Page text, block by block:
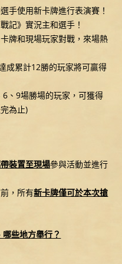
手使用新卡牌進行表演賽！
記》實況主和選手！
牌和現場玩家對戰，來場熱
成累計12勝的玩家將可贏得
、9場勝場的玩家，可獲得
為止)
裝置至現場參與活動並進行
，所有新卡牌僅可於本次搶
些地方舉行？